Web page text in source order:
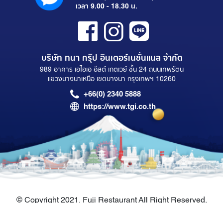
เวลา 9.00 - 18.30 น.
บริษัท ทนา กรุ๊ป อินเตอร์เนชั่นแนล จำกัด
989 อาคาร เอไอเอ อีสต์ เกตเวย์ ชั้น 24 ถนนเทพรัตน
แขวงบางนาเหนือ เขตบางนา กรุงเทพฯ 10260
+66(0) 2340 5888
https://www.tgi.co.th
© Copyright 2021. Fuji Restaurant All Right Reserved.